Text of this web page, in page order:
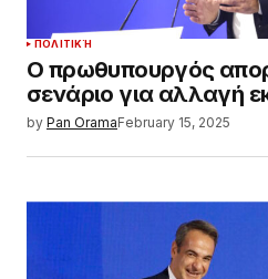
ΠΟΛΙΤΙΚΉ
Ο πρωθυπουργός
σενάριο για αλλαγή
by Pan OramaFebruary 15, 2025